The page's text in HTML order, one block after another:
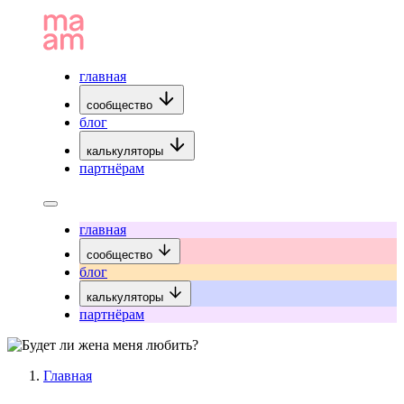
главная
сообщество
блог
калькуляторы
партнёрам
главная
сообщество
блог
калькуляторы
партнёрам
Главная